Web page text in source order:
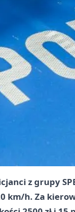
z grupy
km/h. Za